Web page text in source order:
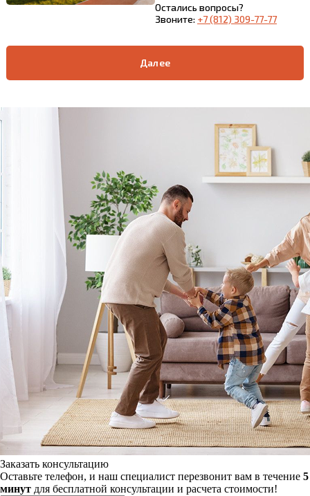
Остались вопросы?
Звоните: +7 (812) 309-77-77
Заказать консультацию
Оставьте телефон, и наш специалист перезвонит вам в течение 5
минут для бесплатной консультации и расчета стоимости!